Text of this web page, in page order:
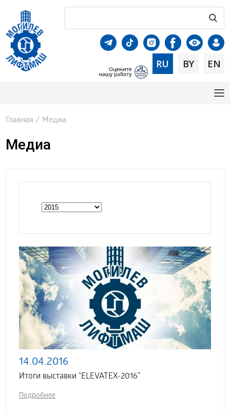
RU BY EN
Главная / Медиа
Медиа
14.04.2016
Итоги выставки “ELEVATEX-2016”
Подробнее